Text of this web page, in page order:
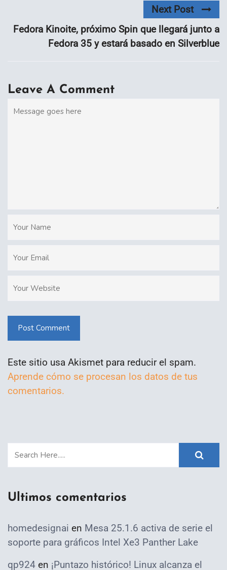
Next Post
Fedora Kinoite, próximo Spin que llegará junto a
Fedora 35 y estará basado en Silverblue
Leave A Comment
Post Comment
Este sitio usa Akismet para reducir el spam.
Aprende cómo se procesan los datos de tus
comentarios.
Ultimos comentarios
homedesignai en Mesa 25.1.6 activa de serie el
soporte para gráficos Intel Xe3 Panther Lake
qp924 en ¡Puntazo histórico! Linux alcanza el